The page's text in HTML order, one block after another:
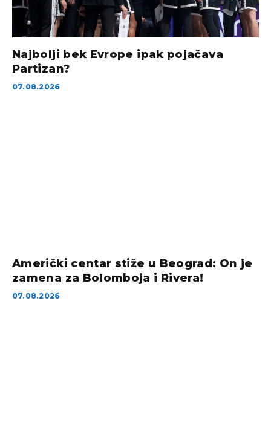
Najbolji bek Evrope ipak pojačava
Partizan?
07.08.2026
Američki centar stiže u Beograd: On je
zamena za Bolomboja i Rivera!
07.08.2026